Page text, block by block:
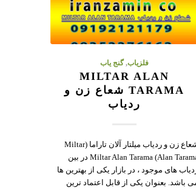
فلزیاب,گنج یاب
MILTAR ALAN
TARAMA شعاع زن و
ردیاب
شعاع زن و ردیاب میلتار آلان تاراما (Miltar
Alan Tarama) Miltar Alan Tarama در بین
های موجود ، در بازار یکی از بهترین ها
باشد. بعنوان یکی از قابل اعتماد ترین